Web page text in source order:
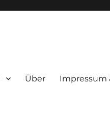
Über Impressum